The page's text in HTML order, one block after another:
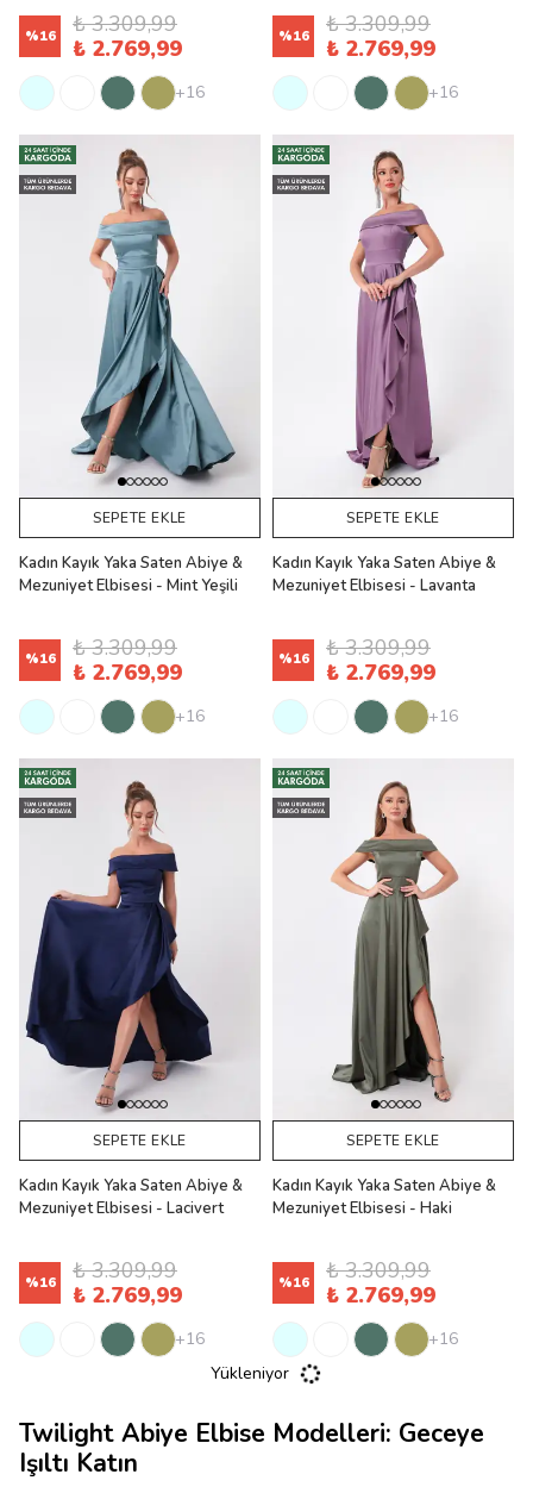
%16
₺ 3.309,99
₺ 2.769,99
+16
%16
₺ 3.309,99
₺ 2.769,99
+16
SEPETE EKLE
Kadın Kayık Yaka Saten Abiye &
Mezuniyet Elbisesi - Mint Yeşili
%16
₺ 3.309,99
₺ 2.769,99
+16
SEPETE EKLE
Kadın Kayık Yaka Saten Abiye &
Mezuniyet Elbisesi - Lavanta
%16
₺ 3.309,99
₺ 2.769,99
+16
SEPETE EKLE
Kadın Kayık Yaka Saten Abiye &
Mezuniyet Elbisesi - Lacivert
%16
₺ 3.309,99
₺ 2.769,99
+16
SEPETE EKLE
Kadın Kayık Yaka Saten Abiye &
Mezuniyet Elbisesi - Haki
%16
₺ 3.309,99
₺ 2.769,99
+16
Yükleniyor
Twilight Abiye Elbise Modelleri: Geceye
Işıltı Katın